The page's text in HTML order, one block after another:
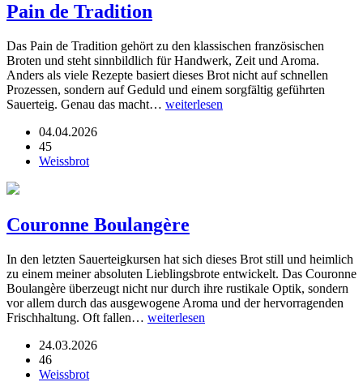
Pain de Tradition
Das Pain de Tradition gehört zu den klassischen französischen
Broten und steht sinnbildlich für Handwerk, Zeit und Aroma.
Anders als viele Rezepte basiert dieses Brot nicht auf schnellen
Prozessen, sondern auf Geduld und einem sorgfältig geführten
Sauerteig. Genau das macht… weiterlesen
04.04.2026
45
Weissbrot
Couronne Boulangère
In den letzten Sauerteigkursen hat sich dieses Brot still und heimlich
zu einem meiner absoluten Lieblingsbrote entwickelt. Das Couronne
Boulangère überzeugt nicht nur durch ihre rustikale Optik, sondern
vor allem durch das ausgewogene Aroma und der hervorragenden
Frischhaltung. Oft fallen… weiterlesen
24.03.2026
46
Weissbrot